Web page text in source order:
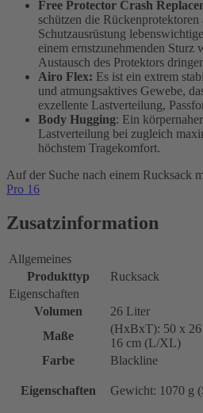
Free Protector Crash
schützen die
Schutzausrüstung
einem ernstzunehmenden Sturz
Austausch des Protektors
Airo Flex: Es ist ein extrem
und atmungsaktives Gewebe,
exzellente Lastverteilung,
Body Hugging: Ein
Lastverteilung bei zugleich
höchstem Tragekomfort.
Auf der Suche nach einem Rucksack
Pro 16
Zusatzinformation
Allgemeines
Produkttyp
Rucksack
Eigenschaften
Volumen
26 Liter
Maße
(HxBxT): 50 x
16 cm (L/XL)
Farbe
Blackline
Eigenschaften Gewicht: 1070 g